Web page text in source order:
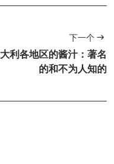
下一个
利各地区的酱汁：著名
的和不为人知的